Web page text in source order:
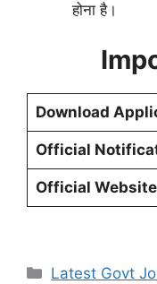
होना है।
Download
Official
Official Website
Categories
Latest Govt